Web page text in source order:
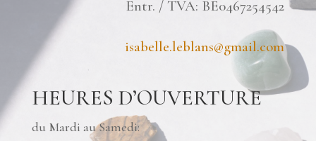
Entr. / TVA: BE0467254542
isabelle.leblans@gmail.com
HEURES D’OUVERTURE
du Mardi au Samedi: